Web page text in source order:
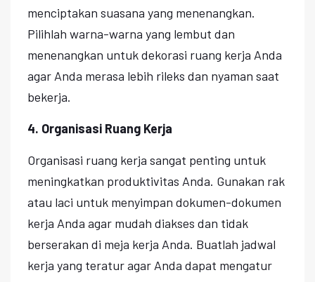
menciptakan suasana yang menenangkan.
Pilihlah warna-warna yang lembut dan
menenangkan untuk dekorasi ruang kerja Anda
agar Anda merasa lebih rileks dan nyaman saat
bekerja.
4. Organisasi Ruang Kerja
Organisasi ruang kerja sangat penting untuk
meningkatkan produktivitas Anda. Gunakan rak
atau laci untuk menyimpan dokumen-dokumen
kerja Anda agar mudah diakses dan tidak
berserakan di meja kerja Anda. Buatlah jadwal
kerja yang teratur agar Anda dapat mengatur